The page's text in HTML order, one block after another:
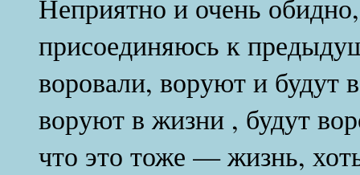
Неприятно и очень
присоединяюсь к
воровали, воруют и будут
воруют в жизни , будут
что это тоже — жизнь,